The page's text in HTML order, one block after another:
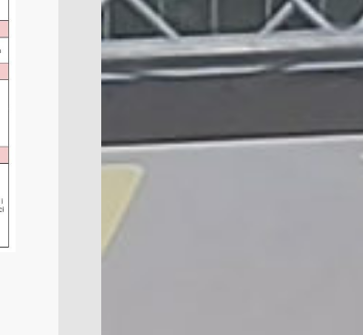
convidar també dos alumnes de 1r
van enriquir la xerrada amb les seves
Gràcies a tots per la vostra
Afegim dos enllaços útils per al procés